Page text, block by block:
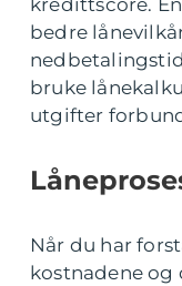
kredittscore.
bedre
bruke
utgifter
Når du har
kostnadene og